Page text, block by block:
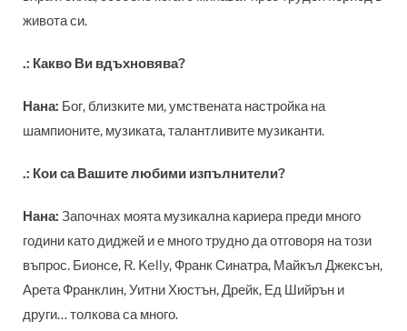
живота си.
.: Какво Ви вдъхновява?
Нана: Бог, близките ми, умствената настройка на
шампионите, музиката, талантливите музиканти.
.: Кои са Вашите любими изпълнители?
Нана: Започнах моята музикална кариера преди много
години като диджей и е много трудно да отговоря на този
въпрос. Бионсе, R. Kelly, Франк Синатра, Майкъл Джексън,
Арета Франклин, Уитни Хюстън, Дрейк, Ед Шийрън и
други… толкова са много.